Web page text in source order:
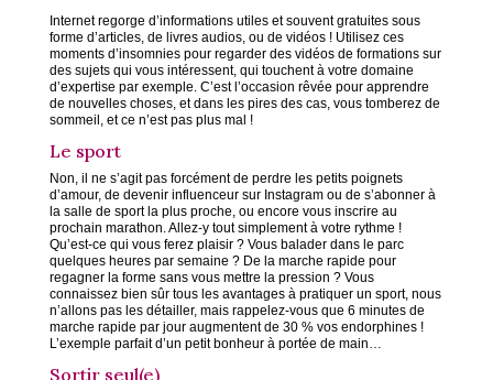
Internet regorge d’informations utiles et souvent gratuites sous
forme d’articles, de livres audios, ou de vidéos ! Utilisez ces
moments d’insomnies pour regarder des vidéos de formations sur
des sujets qui vous intéressent, qui touchent à votre domaine
d’expertise par exemple. C’est l’occasion rêvée pour apprendre
de nouvelles choses, et dans les pires des cas, vous tomberez de
sommeil, et ce n’est pas plus mal !
Le sport
Non, il ne s’agit pas forcément de perdre les petits poignets
d’amour, de devenir influenceur sur Instagram ou de s’abonner à
la salle de sport la plus proche, ou encore vous inscrire au
prochain marathon. Allez-y tout simplement à votre rythme !
Qu’est-ce qui vous ferez plaisir ? Vous balader dans le parc
quelques heures par semaine ? De la marche rapide pour
regagner la forme sans vous mettre la pression ? Vous
connaissez bien sûr tous les avantages à pratiquer un sport, nous
n’allons pas les détailler, mais rappelez-vous que 6 minutes de
marche rapide par jour augmentent de 30 % vos endorphines !
L’exemple parfait d’un petit bonheur à portée de main…
Sortir seul(e)